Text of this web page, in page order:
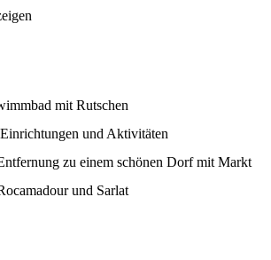
mit Rutschen
und Aktivitäten
zu einem schönen Dorf mit Markt
und Sarlat